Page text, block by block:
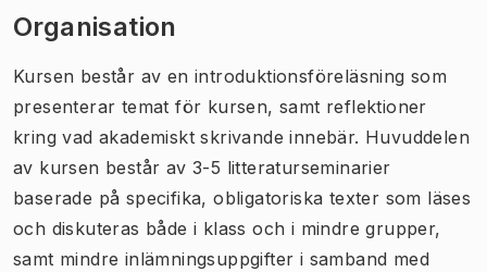
Organisation
Kursen består av en introduktionsföreläsning som
presenterar temat för kursen, samt reflektioner
kring vad akademiskt skrivande innebär. Huvuddelen
av kursen består av 3-5 litteraturseminarier
baserade på specifika, obligatoriska texter som läses
och diskuteras både i klass och i mindre grupper,
samt mindre inlämningsuppgifter i samband med